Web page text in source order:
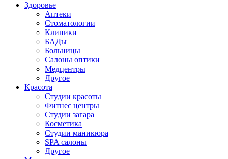
Здоровье
Аптеки
Стоматологии
Клиники
БАДы
Больницы
Салоны оптики
Медцентры
Другое
Красота
Студии красоты
Фитнес центры
Студии загара
Косметика
Студии маникюра
SPA салоны
Другое